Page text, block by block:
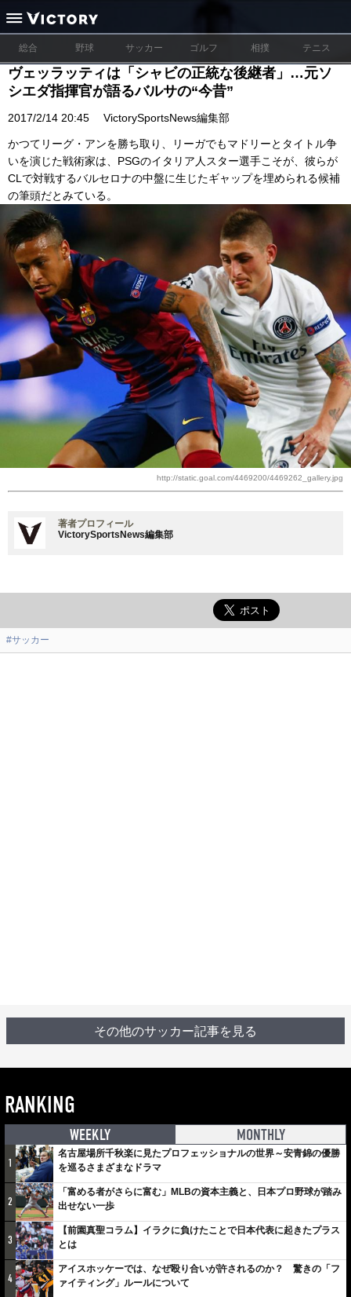
総合 野球 サッカー ゴルフ 相撲 テニス
ヴェッラッティは「シャビの正統な後継者」…元ソ
シエダ指揮官が語るバルサの“今昔”
2017/2/14 20:45 VictorySportsNews編集部
かつてリーグ・アンを勝ち取り、リーガでもマドリーとタイトル争
いを演じた戦術家は、PSGのイタリア人スター選手こそが、彼らが
CLで対戦するバルセロナの中盤に生じたギャップを埋められる候補
の筆頭だとみている。
http://static.goal.com/4469200/4469262_gallery.jpg
著者プロフィール
VictorySportsNews編集部
#サッカー
その他のサッカー記事を見る
RANKING
WEEKLY MONTHLY
1
名古屋場所千秋楽に見たプロフェッショナルの世界～安青錦の優勝
を巡るさまざまなドラマ
2
「富める者がさらに富む」MLBの資本主義と、日本プロ野球が踏み
出せない一歩
3
【前園真聖コラム】イラクに負けたことで日本代表に起きたプラス
とは
4
アイスホッケーでは、なぜ殴り合いが許されるのか？ 驚きの「フ
ァイティング」ルールについて